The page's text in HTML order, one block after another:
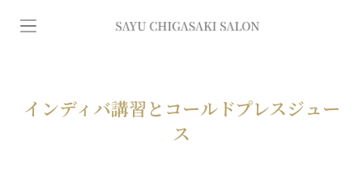
イ
デ
インディバ講習とコールドプレスジュー
ス